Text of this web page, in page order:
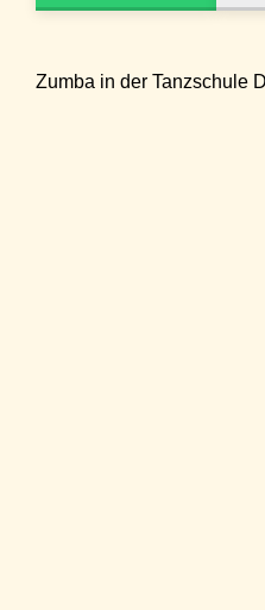
Zumba in der Tanzschule